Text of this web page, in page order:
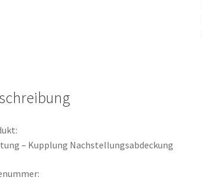
– Kupplung Nachstellungsabdeckung